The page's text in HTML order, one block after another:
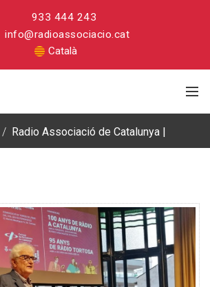
933 444 243
info@radioassociacio.cat
Català
/ Radio Associació de Catalunya |